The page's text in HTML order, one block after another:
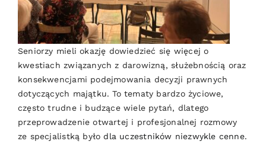
Seniorzy mieli okazję dowiedzieć się więcej o
kwestiach związanych z darowizną, służebnością oraz
konsekwencjami podejmowania decyzji prawnych
dotyczących majątku. To tematy bardzo życiowe,
często trudne i budzące wiele pytań, dlatego
przeprowadzenie otwartej i profesjonalnej rozmowy
ze specjalistką byłodla uczestników niezwykle cenne.